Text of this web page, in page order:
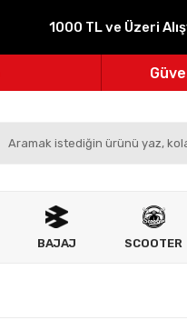
1000 TL ve Üzeri
100%
BAJAJ SCOOTER